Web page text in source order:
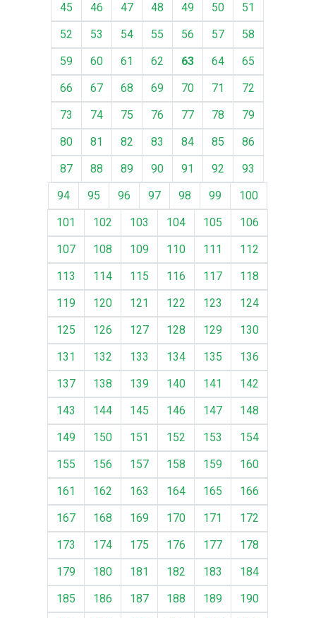
45
46 47 48 49 50
51
52
53 54 55 56 57
58
59
60 61 62 63 64
65
66
67 68 69 70 71
72
73
74 75 76 77 78
79
80
81 82 83 84 85
86
87
88 89 90 91 92
93
94
95 96 97 98 99
100
101
102 103 104 105
106
107
108 109 110 111
112
113
114 115 116 117
118
119
120 121 122 123
124
125
126 127 128 129
130
131
132 133 134 135
136
137
138 139 140 141
142
143
144 145 146 147
148
149
150 151 152 153
154
155
156 157 158 159
160
161
162 163 164 165
166
167
168 169 170 171
172
173
174 175 176 177
178
179
180 181 182 183
184
185
186 187 188 189
190